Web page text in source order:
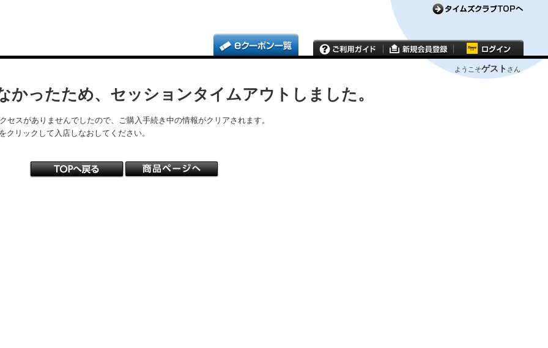
ようこそゲスト さん
かったため、セッションタイムアウトしました。
セスがありませんでしたので、ご購入手続き中の情報がクリアされます。
クリックして入店しなおしてください。